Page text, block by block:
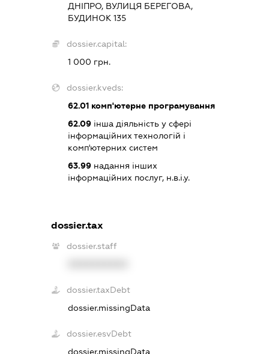
ДНІПРО, ВУЛИЦЯ БЕРЕГОВА,
БУДИНОК 135
dossier.capital:
1 000 грн.
dossier.kveds:
62.01 комп'ютерне програмування
62.09 інша діяльність у сфері
інформаційних технологій і
комп'ютерних систем
63.99 надання інших
інформаційних послуг, н.в.і.у.
dossier.tax
dossier.staff
dossier.taxDebt
dossier.missingData
dossier.esvDebt
dossier.missingData